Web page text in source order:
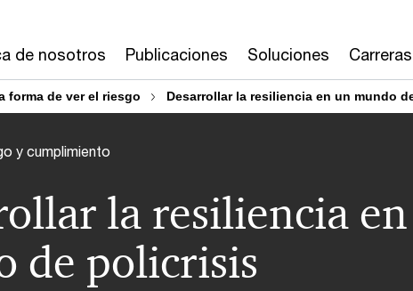
de nosotros Publicaciones Soluciones Carreras
forma de ver el riesgo Desarrollar la resiliencia en un mundo
y cumplimiento
la resiliencia
de policrisis